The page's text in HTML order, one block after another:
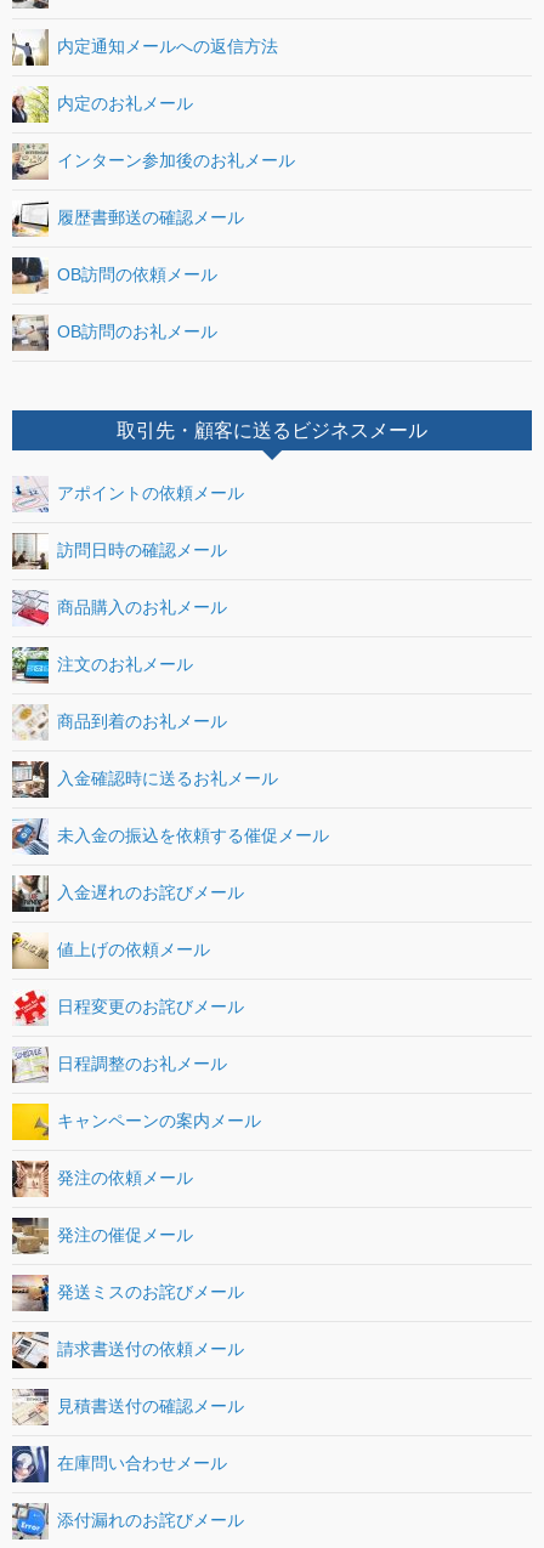
内定通知メールへの返信方法
内定のお礼メール
インターン参加後のお礼メール
履歴書郵送の確認メール
OB訪問の依頼メール
OB訪問のお礼メール
取引先・顧客に送るビジネスメール
アポイントの依頼メール
訪問日時の確認メール
商品購入のお礼メール
注文のお礼メール
商品到着のお礼メール
入金確認時に送るお礼メール
未入金の振込を依頼する催促メール
入金遅れのお詫びメール
値上げの依頼メール
日程変更のお詫びメール
日程調整のお礼メール
キャンペーンの案内メール
発注の依頼メール
発注の催促メール
発送ミスのお詫びメール
請求書送付の依頼メール
見積書送付の確認メール
在庫問い合わせメール
添付漏れのお詫びメール